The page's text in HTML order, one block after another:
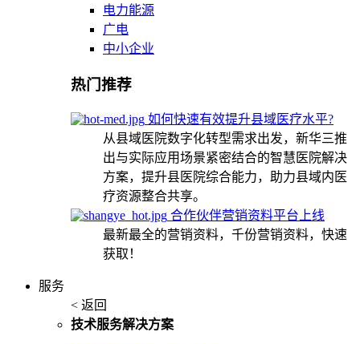
电力能源
广电
中小企业
热门推荐
如何快速有效提升县域医疗水平?
从县域医院数字化转型需求出发，新华三推
出与实际应用场景紧密结合的智慧医院解决
方案，提升县医院综合能力，助力县域内医
疗资源整合共享。
合作伙伴营销资料平台上线
最新最全的营销资料，千份营销资料，快速
获取！
服务
< 返回
技术服务解决方案